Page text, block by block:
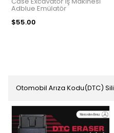
Adblue Emülatör
$55.00